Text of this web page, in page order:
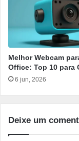
Melhor Webcam
Office: Top 10 para
6 jun, 2026
Deixe um